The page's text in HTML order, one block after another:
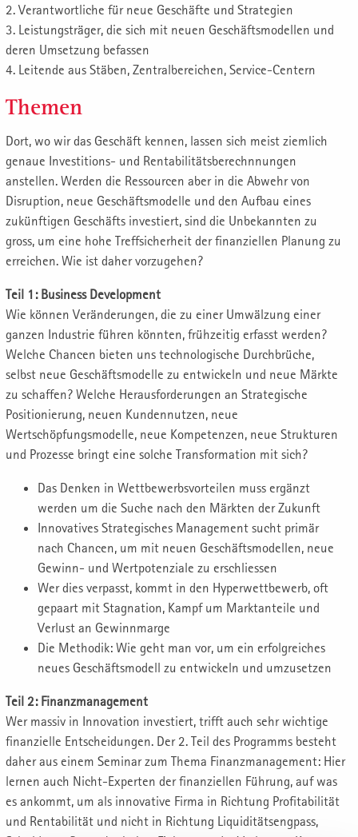
2. Verantwortliche für neue Geschäfte und Strategien
3. Leistungsträger, die sich mit neuen Geschäftsmodellen und
deren Umsetzung befassen
4. Leitende aus Stäben, Zentralbereichen, Service-Centern
Themen
Dort, wo wir das Geschäft kennen, lassen sich meist ziemlich
genaue Investitions- und Rentabilitätsberechnnungen
anstellen. Werden die Ressourcen aber in die Abwehr von
Disruption, neue Geschäftsmodelle und den Aufbau eines
zukünftigen Geschäfts investiert, sind die Unbekannten zu
gross, um eine hohe Treffsicherheit der finanziellen Planung zu
erreichen. Wie ist daher vorzugehen?
Teil 1: Business Development
Wie können Veränderungen, die zu einer Umwälzung einer
ganzen Industrie führen könnten, frühzeitig erfasst werden?
Welche Chancen bieten uns technologische Durchbrüche,
selbst neue Geschäftsmodelle zu entwickeln und neue Märkte
zu schaffen? Welche Herausforderungen an Strategische
Positionierung, neuen Kundennutzen, neue
Wertschöpfungsmodelle, neue Kompetenzen, neue Strukturen
und Prozesse bringt eine solche Transformation mit sich?
Das Denken in Wettbewerbsvorteilen muss ergänzt
werden um die Suche nach den Märkten der Zukunft
Innovatives Strategisches Management sucht primär
nach Chancen, um mit neuen Geschäftsmodellen, neue
Gewinn- und Wertpotenziale zu erschliessen
Wer dies verpasst, kommt in den Hyperwettbewerb, oft
gepaart mit Stagnation, Kampf um Marktanteile und
Verlust an Gewinnmarge
Die Methodik: Wie geht man vor, um ein erfolgreiches
neues Geschäftsmodell zu entwickeln und umzusetzen
Teil 2: Finanzmanagement
Wer massiv in Innovation investiert, trifft auch sehr wichtige
finanzielle Entscheidungen. Der 2. Teil des Programms besteht
daher aus einem Seminar zum Thema Finanzmanagement: Hier
lernen auch Nicht-Experten der finanziellen Führung, auf was
es ankommt, um als innovative Firma in Richtung Profitabilität
und Rentabilität und nicht in Richtung Liquiditätsengpass,